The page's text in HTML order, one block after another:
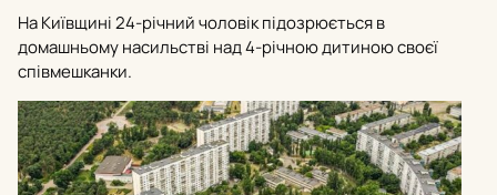
На Київщині 24-річний чоловік підозрюється в
домашньому насильстві над 4-річною дитиною своєї
співмешканки.